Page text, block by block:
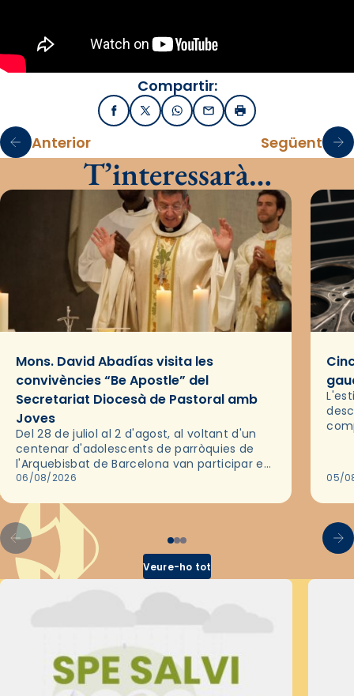
Compartir:
FacebookX / TwitterWhatsApp
EmailImprimir
Anterior Següent
T’interessarà…
Mons. David Abadías visita les
convivències “Be Apostle” del
Secretariat Diocesà de Pastoral amb
Joves
Del 28 de juliol al 2 d'agost, al voltant d'un
centenar d'adolescents de parròquies de
l'Arquebisbat de Barcelona van participar en
les convivències Be Apostle, organitzades
06/08/2026 05/
Veure-ho tot